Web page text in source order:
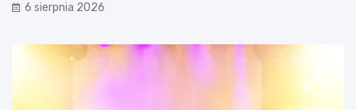
6 sierpnia 2026